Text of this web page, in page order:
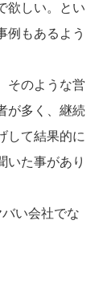
欲しい。とい
例もあるよう
そのような営
が多く、継続
して結果的に
いた事があり
い会社でな